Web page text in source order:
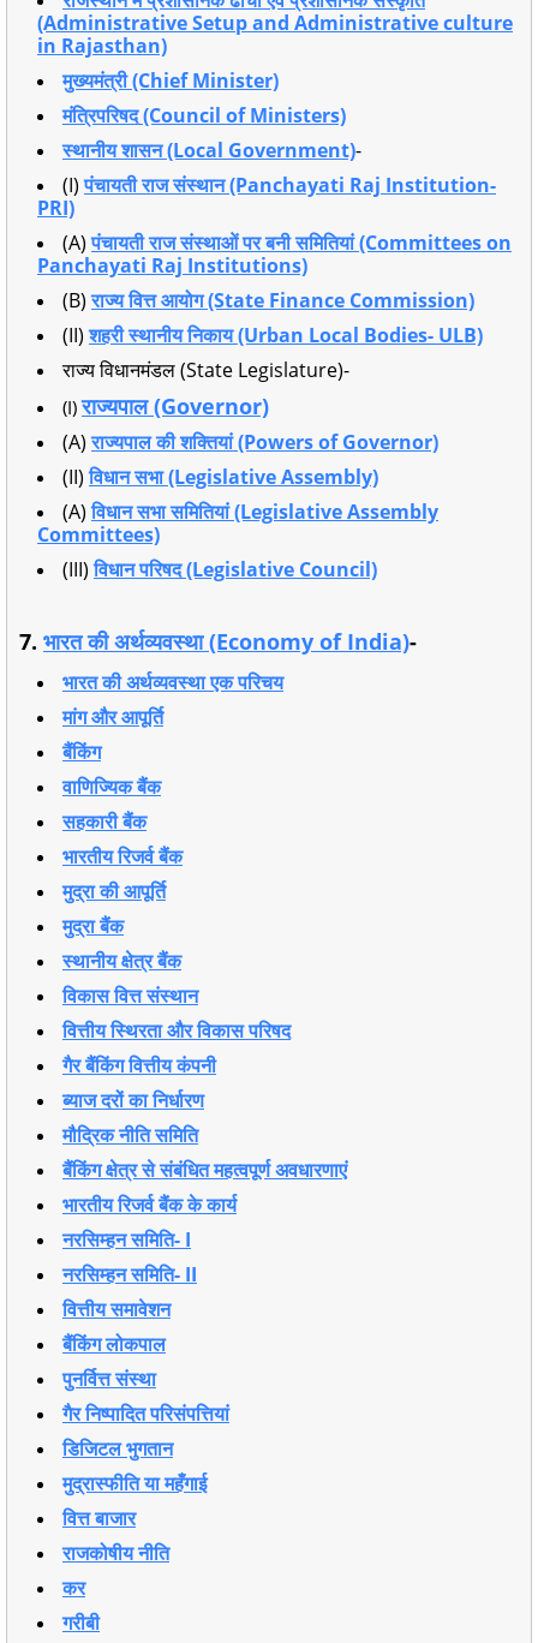
(Administrative Setup and Administrative culture
in Rajasthan)
मुख्यमंत्री (Chief Minister)
मंत्रिपरिषद (Council of Ministers)
स्थानीय शासन (Local Government)-
(I)पंचायती राज संस्थान (Panchayati Raj Institution-
PRI)
(A)पंचायती राज संस्थाओं पर बनी समितियां (Committees on
Panchayati Raj Institutions)
(B)राज्य वित्त आयोग (State Finance Commission)
(II)शहरी स्थानीय निकाय (Urban Local Bodies- ULB)
राज्य विधानमंडल (State Legislature)-
(I)राज्यपाल (Governor)
(A)राज्यपाल की शक्तियां (Powers of Governor)
(II)विधान सभा (Legislative Assembly)
(A)विधान सभा समितियां (Legislative Assembly
Committees)
(III)विधान परिषद (Legislative Council)
7. भारत की अर्थव्यवस्था (Economy of India)-
भारत की अर्थव्यवस्था एक परिचय
मांग और आपूर्ति
बैंकिंग
वाणिज्यिक बैंक
सहकारी बैंक
भारतीय रिजर्व बैंक
मुद्रा की आपूर्ति
मुद्रा बैंक
स्थानीय क्षेत्र बैंक
विकास वित्त संस्थान
वित्तीय स्थिरता और विकास परिषद
गैर बैंकिंग वित्तीय कंपनी
ब्याज दरों का निर्धारण
मौद्रिक नीति समिति
बैंकिंग क्षेत्र से संबंधित महत्वपूर्ण अवधारणाएं
भारतीय रिजर्व बैंक के कार्य
नरसिम्हन समिति- I
नरसिम्हन समिति- II
वित्तीय समावेशन
बैंकिंग लोकपाल
पुनर्वित्त संस्था
गैर निष्पादित परिसंपत्तियां
डिजिटल भुगतान
मुद्रास्फीति या महँगाई
वित्त बाजार
राजकोषीय नीति
कर
गरीबी